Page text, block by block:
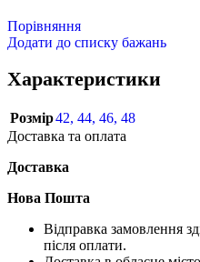
Порівняння
Додати до списку бажань
Характеристики
Розмір42, 44, 46, 48
Доставка та оплата
Доставка
Нова Пошта
Відправка замовлення
після оплати.